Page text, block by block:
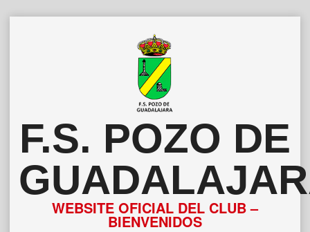
F.S. POZO DE
WEBSITE OFICIAL DEL CLUB –
BIENVENIDOS